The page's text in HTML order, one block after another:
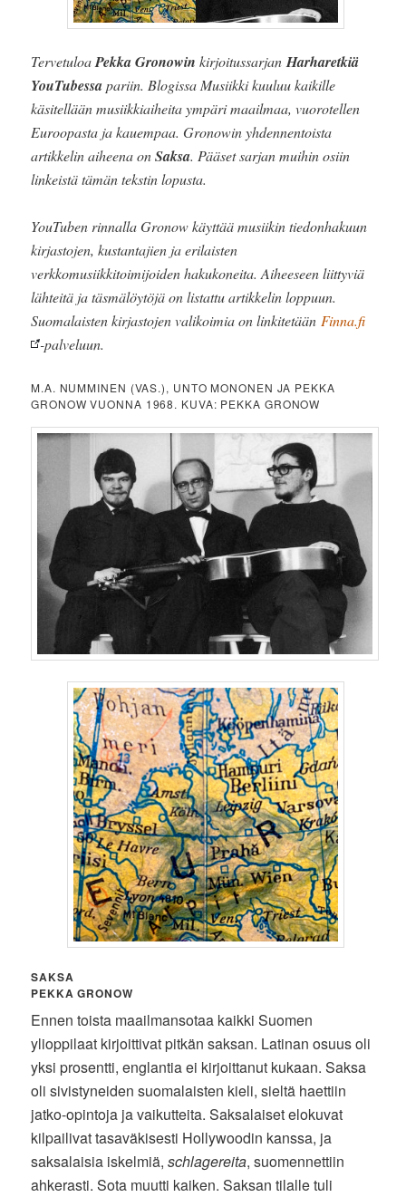
TervetuloaPekka Gronowin kirjoitussarjanHarharetkiä
YouTubessapariin. Blogissa Musiikki kuuluu kaikille
käsitellään musiikkiaiheita ympäri maailmaa, vuorotellen
Euroopasta ja kauempaa. Gronowin yhdennentoista
artikkelin aiheena onSaksa. Pääset sarjan muihin osiin
linkeistä tämän tekstin lopusta.
YouTuben rinnalla Gronow käyttää musiikin tiedonhakuun
kirjastojen, kustantajien ja erilaisten
verkkomusiikkitoimijoiden hakukoneita. Aiheeseen liittyviä
lähteitä ja täsmälöytöjä on listattu artikkelin loppuun.
Suomalaisten kirjastojen valikoimia on linkitetäänFinna.fi
-palveluun.
M.A. NUMMINEN (VAS.), UNTO MONONEN JA PEKKA
GRONOW VUONNA 1968. KUVA: PEKKA GRONOW
SAKSA
PEKKA GRONOW
Ennen toista maailmansotaa kaikki Suomen
ylioppilaat kirjoittivat pitkän saksan. Latinan osuus oli
yksi prosentti, englantia ei kirjoittanut kukaan. Saksa
oli sivistyneiden suomalaisten kieli, sieltä haettiin
jatko-opintoja ja vaikutteita. Saksalaiset elokuvat
kilpailivat tasaväkisesti Hollywoodin kanssa, ja
saksalaisia iskelmiä,schlagereita, suomennettiin
ahkerasti. Sota muutti kaiken. Saksan tilalle tuli